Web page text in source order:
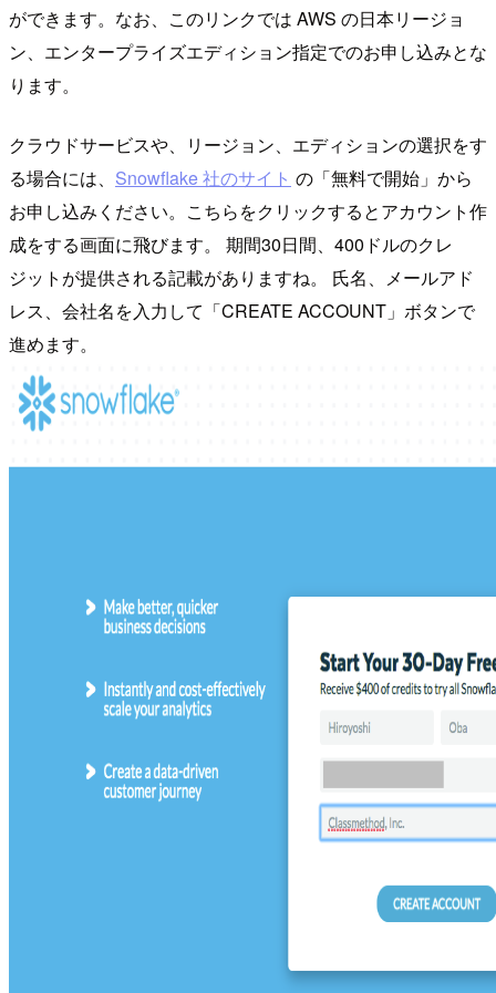
ができます。なお、このリンクでは AWS の日本リージョ
ン、エンタープライズエディション指定でのお申し込みとな
ります。
クラウドサービスや、リージョン、エディションの選択をす
る場合には、 Snowflake 社のサイト の「無料で開始」から
お申し込みください。こちらをクリックするとアカウント作
成をする画面に飛びます。 期間30日間、400ドルのクレ
ジットが提供される記載がありますね。 氏名、メールアド
レス、会社名を入力して「CREATE ACCOUNT」ボタンで
進めます。